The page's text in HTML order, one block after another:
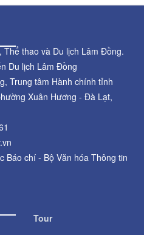
Thể thao và Du lịch Lâm Đồng.
Du lịch Lâm Đồng
Trung tâm Hành chính tỉnh
Xuân Hương - Đà Lạt,
Báo chí - Bộ Văn hóa Thông tin
Tour